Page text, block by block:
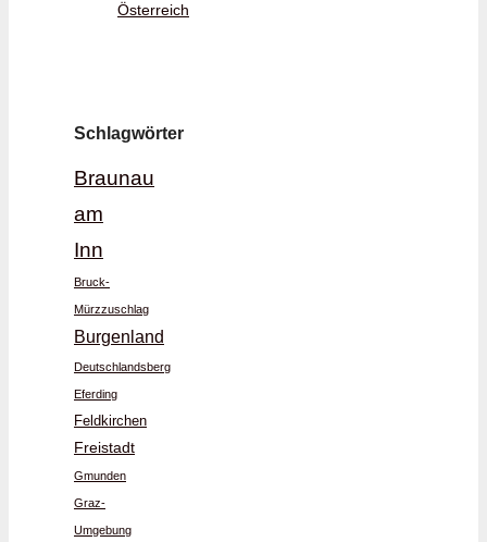
Österreich
Schlagwörter
Braunau
am
Inn
Bruck-
Mürzzuschlag
Burgenland
Deutschlandsberg
Eferding
Feldkirchen
Freistadt
Gmunden
Graz-
Umgebung